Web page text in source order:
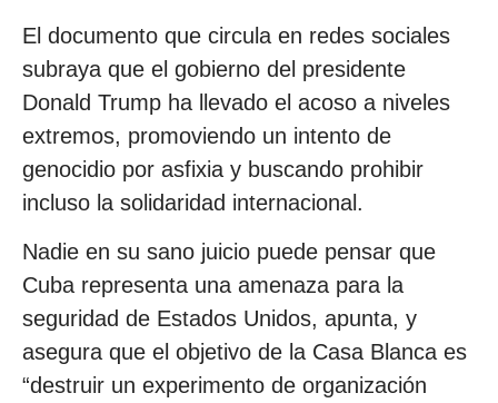
El documento que circula en redes sociales
subraya que el gobierno del presidente
Donald Trump ha llevado el acoso a niveles
extremos, promoviendo un intento de
genocidio por asfixia y buscando prohibir
incluso la solidaridad internacional.
Nadie en su sano juicio puede pensar que
Cuba representa una amenaza para la
seguridad de Estados Unidos, apunta, y
asegura que el objetivo de la Casa Blanca es
“destruir un experimento de organización